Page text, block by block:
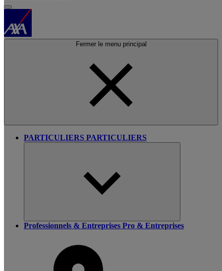
Fermer le menu principal
PARTICULIERS PARTICULIERS
Professionnels & Entreprises Pro & Entreprises